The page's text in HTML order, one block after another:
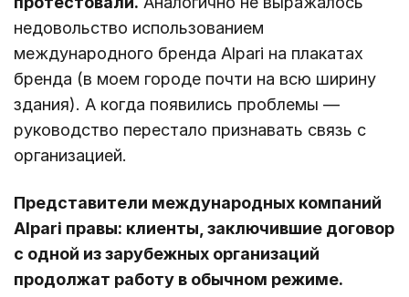
недовольство использованием
международного бренда Alpari на плакатах
бренда (в моем городе почти на всю ширину
здания). А когда появились проблемы —
руководство перестало признавать связь с
организацией.
Представители международных компаний
Alpari правы: клиенты, заключившие договор
с одной из зарубежных организаций
продолжат работу в обычном режиме.